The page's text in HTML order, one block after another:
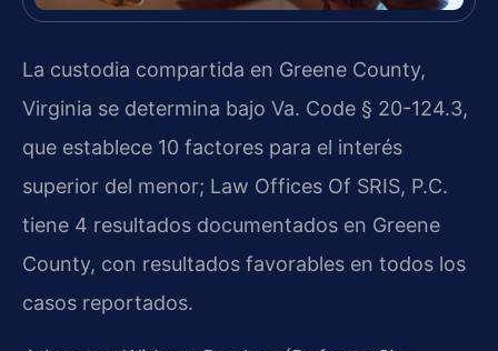
La custodia compartida en Greene County,
Virginia se determina bajo Va. Code § 20-124.3,
que establece 10 factores para el interés
superior del menor; Law Offices Of SRIS, P.C.
tiene 4 resultados documentados en Greene
County, con resultados favorables en todos los
casos reportados.